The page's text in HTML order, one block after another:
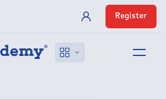
Member Login
Register